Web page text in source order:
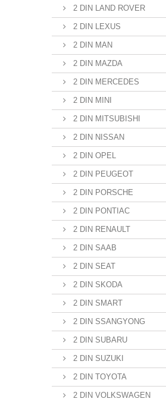
2 DIN LAND ROVER
2 DIN LEXUS
2 DIN MAN
2 DIN MAZDA
2 DIN MERCEDES
2 DIN MINI
2 DIN MITSUBISHI
2 DIN NISSAN
2 DIN OPEL
2 DIN PEUGEOT
2 DIN PORSCHE
2 DIN PONTIAC
2 DIN RENAULT
2 DIN SAAB
2 DIN SEAT
2 DIN SKODA
2 DIN SMART
2 DIN SSANGYONG
2 DIN SUBARU
2 DIN SUZUKI
2 DIN TOYOTA
2 DIN VOLKSWAGEN